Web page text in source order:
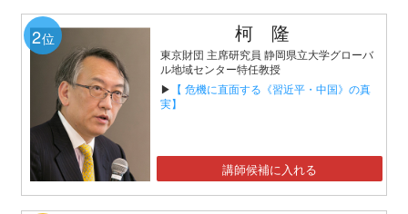
2位 柯 隆
東京財団 主席研究員 静岡県立大学グローバ
ル地域センター特任教授
▶ 【 危機に直面する《習近平・中国》の真
実】
講師候補に入れる